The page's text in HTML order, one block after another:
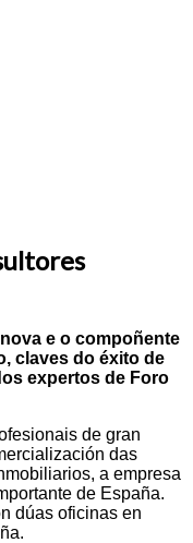
e o compoñente
claves do éxito de
expertos de Foro
de gran
das
a empresa
de España.
dúas oficinas en